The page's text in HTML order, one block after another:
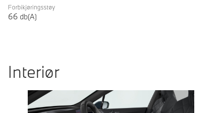
Forbikjøringsstøy
66 db(A)
Interiør